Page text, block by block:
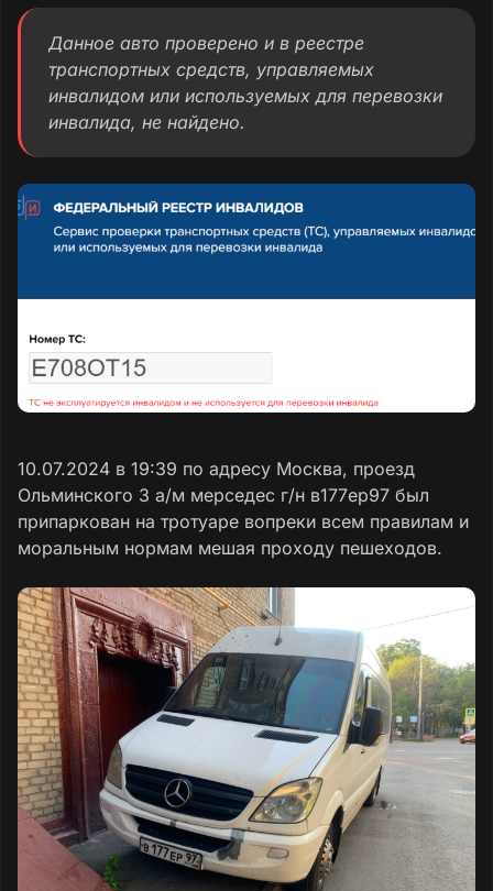
Данное авто проверено и в реестре
транспортных средств, управляемых
инвалидом или используемых для перевозки
инвалида, не найдено.
10.07.2024 в 19:39 по адресу Москва, проезд
Ольминского 3 а/м мерседес г/н в177ер97 был
припаркован на тротуаре вопреки всем правилам и
моральным нормам мешая проходу пешеходов.